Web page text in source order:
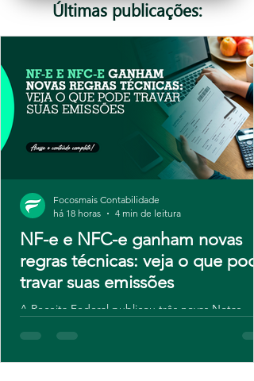
Últimas publicações:
NF-e e NFC-e ganham novas
regras técnicas: veja o que
travar suas emissões
A Receita Federal publicou três novas Notas
validação atualizadas e novos campos para
contribuintes do IBS e da CBS. Embora o ajuste
Focosmais Contabilidade
há 18 horas
4 min de leitura